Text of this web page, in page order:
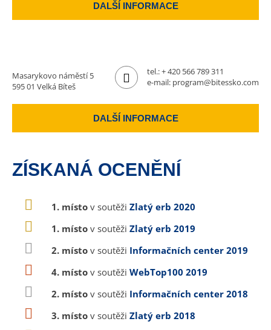
DALŠÍ INFORMACE
Masarykovo náměstí 5
595 01 Velká Bíteš
tel.:+ 420 566 789 311
e-mail: program@bitessko.com
DALŠÍ INFORMACE
ZÍSKANÁ OCENĚNÍ
1. místo v soutěži Zlatý erb 2020
1. místo v soutěži Zlatý erb 2019
2. místo v soutěži Informačních center 2019
4. místo v soutěži WebTop100 2019
2. místo v soutěži Informačních center 2018
3. místo v soutěži Zlatý erb 2018